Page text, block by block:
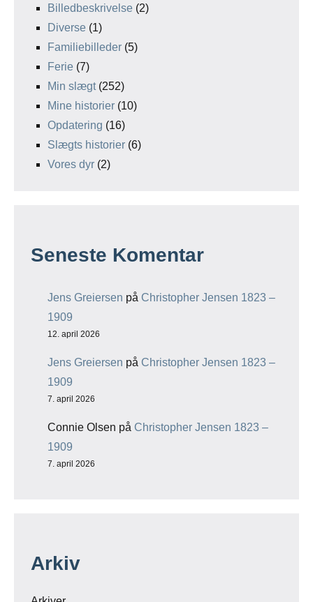
Billedbeskrivelse (2)
Diverse (1)
Familiebilleder (5)
Ferie (7)
Min slægt(252)
Mine historier (10)
Opdatering (16)
Slægts historier (6)
Vores dyr (2)
Seneste Komentar
Jens Greiersen på Christopher Jensen 1823 –
1909
12. april 2026
Jens Greiersen på Christopher Jensen 1823 –
1909
7. april 2026
Connie Olsen på Christopher Jensen 1823 –
1909
7. april 2026
Arkiv